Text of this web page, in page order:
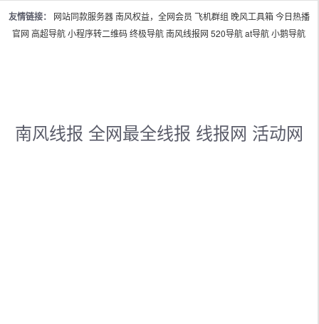
友情链接： 网站同款服务器 南风权益，全网会员 飞机群组 晚风工具箱 今日热播
官网 高超导航小程序转二维码终极导航南风线报网 520导航at导航小鹅导航
南风线报 全网最全线报 线报网 活动网